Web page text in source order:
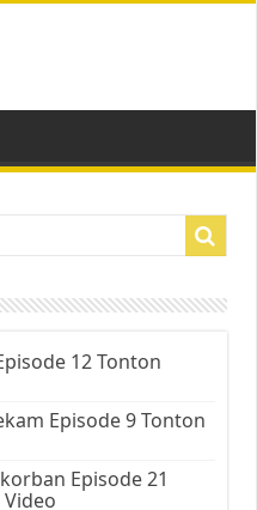
12 Tonton
Episode 9 Tonton
Episode 21